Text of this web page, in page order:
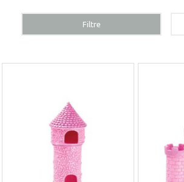
Filtre